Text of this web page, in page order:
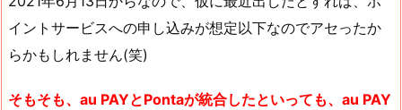
イントサービスへの申し込みが想定以下なのでアセったか
らかもしれません(笑)
そもそも、au PAYとPontaが統合したといっても、au PAY